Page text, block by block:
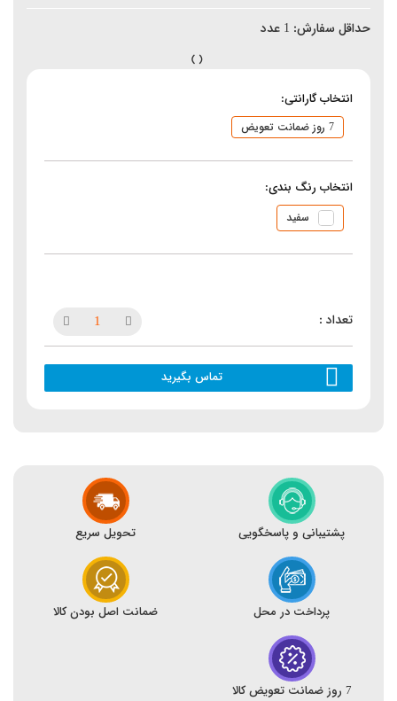
حداقل سفارش: 1 عدد
انتخاب گارانتی:
7 روز ضمانت تعویض
انتخاب رنگ بندی:
سفید
تماس بگیرید
پشتیبانی و پاسخگویی تحویل سریع
پرداخت در محل ضمانت اصل بودن کالا
7 روز ضمانت تعویض کالا